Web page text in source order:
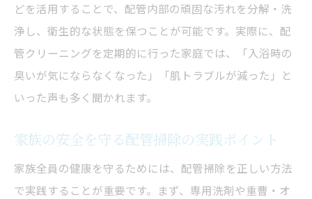
どを活用することで、配管内部の頑固な汚れを分解・洗
浄し、衛生的な状態を保つことが可能です。実際に、配
管クリーニングを定期的に行った家庭では、「入浴時の
臭いが気にならなくなった」「肌トラブルが減った」と
いった声も多く聞かれます。
家族の安全を守る配管掃除の実践ポイント
家族全員の健康を守るためには、配管掃除を正しい方法
で実践することが重要です。まず、専用洗剤や重曹・オ